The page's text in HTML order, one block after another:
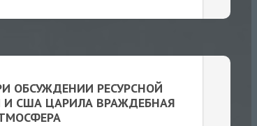
ОБСУЖДЕНИИ РЕСУРСНОЙ
США ЦАРИЛА ВРАЖДЕБНАЯ